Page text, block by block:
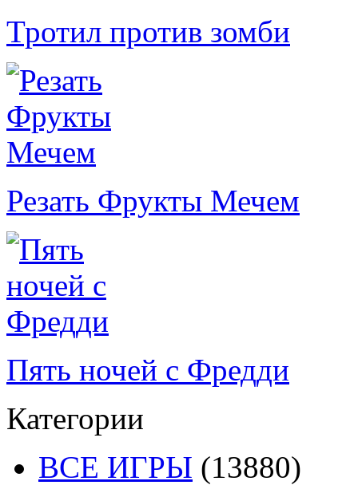
Тротил против зомби
Резать Фрукты Мечем
Пять ночей с Фредди
Категории
ВСЕ ИГРЫ (13880)